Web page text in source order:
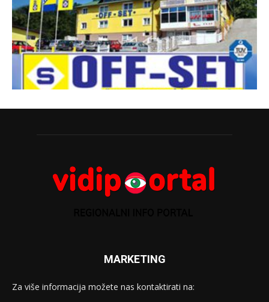
MARKETING
Za više informacija možete nas kontaktirati na: